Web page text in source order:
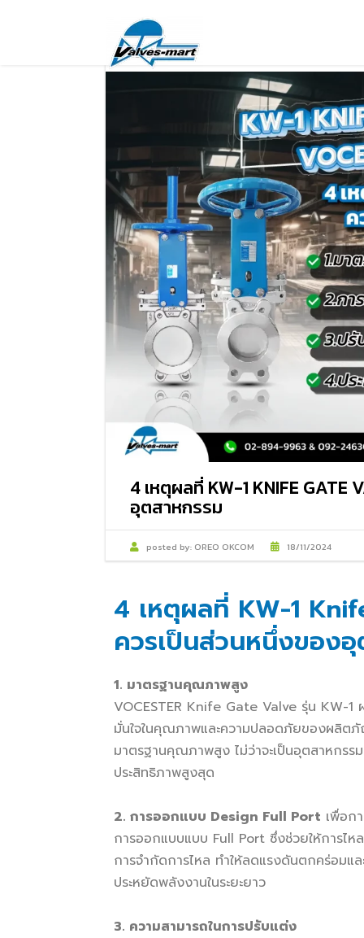
4 เหตุผลที่ KW-1 KNIFE GATE
อุตสาหกรรม
posted by: OREO OKCOM 18/11/2024
4 เหตุผลที่ KW-1
ควรเป็นส่วนหนึ่งของ
1. มาตรฐานคุณภาพสูง
VOCESTER Knife Gate Valve รุ่น KW-1
มั่นใจในคุณภาพและความปลอดภัยของผลิตภั
มาตรฐานคุณภาพสูง ไม่ว่าจะเป็นอุตสาหกร
ประสิทธิภาพสูงสุด
2. การออกแบบ Design Full Port เพื่อก
การออกแบบแบบ Full Port ซึ่งช่วยให้การไห
การจำกัดการไหล ทำให้ลดแรงดันตกคร่อมแ
ประหยัดพลังงานในระยะยาว
3. ความสามารถในการปรับแต่ง